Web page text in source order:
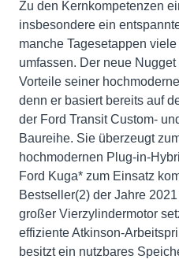
Zu den Kernkompetenzen
insbesondere ein
manche Tagesetappen
umfassen. Der neue
Vorteile seiner
denn er basiert bereits auf
der Ford Transit Custom-
Baureihe. Sie überzeugt
hochmodernen Plug-in-
Ford Kuga* zum Einsatz
Bestseller(2) der Jahre
großer Vierzylindermotor
effiziente Atkinson-
besitzt ein nutzbares